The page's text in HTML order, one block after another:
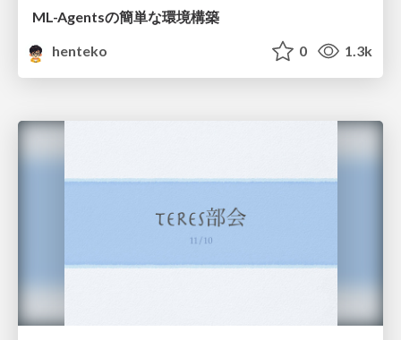
ML-Agentsの簡単な環境構築
henteko
0 1.3k